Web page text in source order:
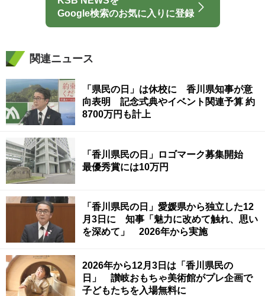
Google検索のお気に入りに登録
関連ニュース
「県民の日」は休校に 香川県知事が意
向表明 記念式典やイベント関連予算 約
8700万円も計上
「香川県民の日」ロゴマーク募集開始
最優秀賞には10万円
「香川県民の日」愛媛県から独立した12
月3日に 知事「魅力に改めて触れ、思い
を深めて」 2026年から実施
2026年から12月3日は「香川県民の
日」 讃岐おもちゃ美術館がプレ企画で
子どもたちを入場無料に